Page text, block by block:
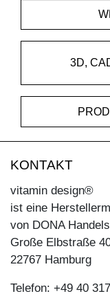
3D,
KONTAKT
vitamin design®
ist eine
von DONA
Große Elbstraße
22767 Hamburg
Telefon: +49 40